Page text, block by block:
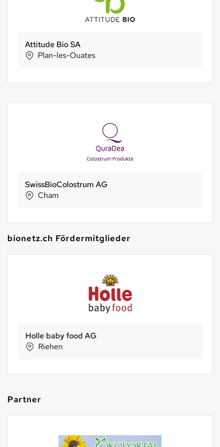
Attitude Bio SA
Plan-les-Ouates
SwissBioColostrum AG
Cham
bionetz.ch Fördermitglieder
Holle baby food AG
Riehen
Partner